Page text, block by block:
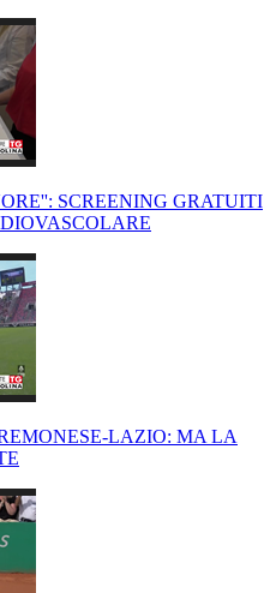
SCREENING GRATUITI
LAZIO: MA LA